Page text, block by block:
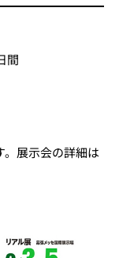
間
展示会の詳細は